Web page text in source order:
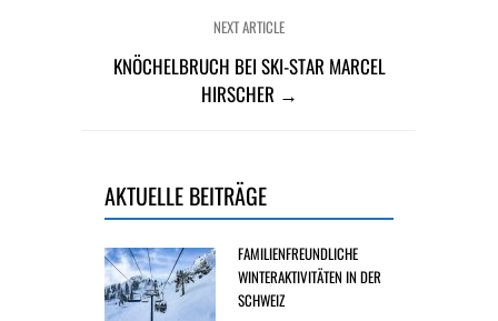
NEXT ARTICLE
KNÖCHELBRUCH BEI SKI-STAR MARCEL
HIRSCHER →
AKTUELLE BEITRÄGE
FAMILIENFREUNDLICHE
WINTERAKTIVITÄTEN IN DER
SCHWEIZ